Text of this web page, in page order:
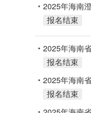
2025年海南
报名结束
2025年海南
报名结束
2025年海南
报名结束